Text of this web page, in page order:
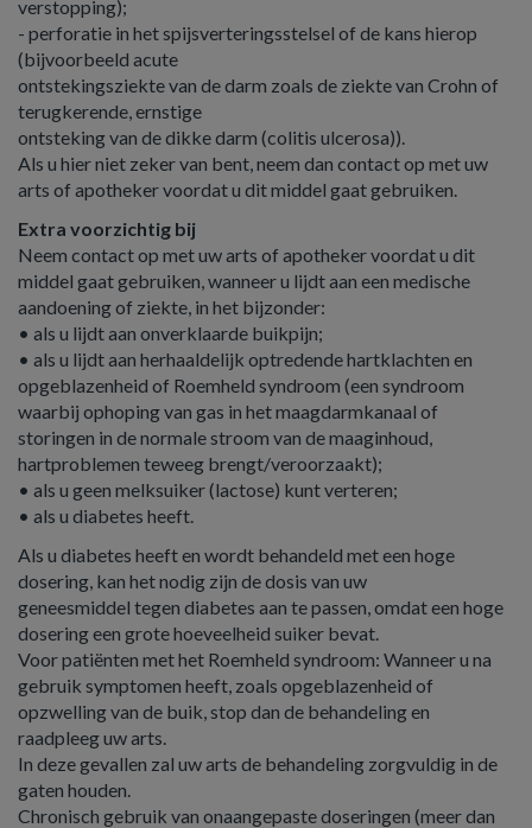
verstopping);
- perforatie in het spijsverteringsstelsel of de kans hierop
(bijvoorbeeld acute
ontstekingsziekte van de darm zoals de ziekte van Crohn of
terugkerende, ernstige
ontsteking van de dikke darm (colitis ulcerosa)).
Als u hier niet zeker van bent, neem dan contact op met uw
arts of apotheker voordat u dit middel gaat gebruiken.
Extra voorzichtig bij
Neem contact op met uw arts of apotheker voordat u dit
middel gaat gebruiken, wanneer u lijdt aan een medische
aandoening of ziekte, in het bijzonder:
• als u lijdt aan onverklaarde buikpijn;
• als u lijdt aan herhaaldelijk optredende hartklachten en
opgeblazenheid of Roemheld syndroom (een syndroom
waarbij ophoping van gas in het maagdarmkanaal of
storingen in de normale stroom van de maaginhoud,
hartproblemen teweeg brengt/veroorzaakt);
• als u geen melksuiker (lactose) kunt verteren;
• als u diabetes heeft.
Als u diabetes heeft en wordt behandeld met een hoge
dosering, kan het nodig zijn de dosis van uw
geneesmiddel tegen diabetes aan te passen, omdat een hoge
dosering een grote hoeveelheid suiker bevat.
Voor patiënten met het Roemheld syndroom: Wanneer u na
gebruik symptomen heeft, zoals opgeblazenheid of
opzwelling van de buik, stop dan de behandeling en
raadpleeg uw arts.
In deze gevallen zal uw arts de behandeling zorgvuldig in de
gaten houden.
Chronisch gebruik van onaangepaste doseringen (meer dan